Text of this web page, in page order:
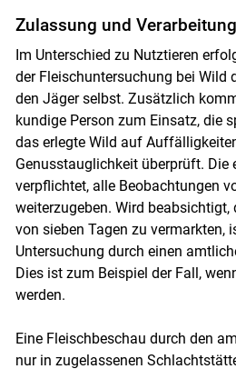
Zulassung und Verarbeitung
Im Unterschied zu Nutztieren
der Fleischuntersuchung bei Wild
den Jäger selbst. Zusätzlich
kundige Person zum Einsatz, die
das erlegte Wild auf
Genusstauglichkeit überprüft. Die
verpflichtet, alle Beobachtungen
weiterzugeben. Wird
von sieben Tagen zu vermarkten,
Untersuchung durch einen
Dies ist zum Beispiel der Fall,
werden.
Eine Fleischbeschau durch den
nur in zugelassenen